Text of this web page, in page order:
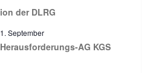
der DLRG
September
AG KGS